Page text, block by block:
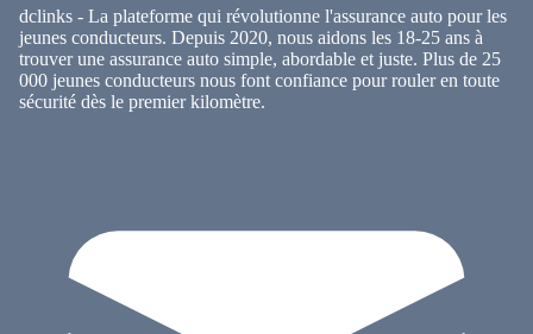
dclinks - La plateforme qui révolutionne l'assurance auto pour les
jeunes conducteurs. Depuis 2020, nous aidons les 18-25 ans à
trouver une assurance auto simple, abordable et juste. Plus de 25
000 jeunes conducteurs nous font confiance pour rouler en toute
sécurité dès le premier kilomètre.